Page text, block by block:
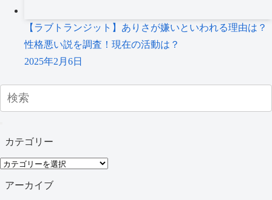
【ラブトランジット】ありさが嫌いといわれる理由は？
性格悪い説を調査！現在の活動は？
2025年2月6日
カテゴリー
カ
テ
アーカイブ